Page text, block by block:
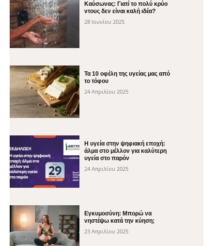
Καύσωνας: Γιατί το πολύ κρύο
ντους δεν είναι καλή ιδέα?
28 Ιουνίου 2025
Τα 10 οφέλη της υγείας μας από
το τόφου
24 Απριλίου 2025
H υγεία στην ψηφιακή εποχή:
άλμα στο μέλλον για καλύτερη
υγεία στο παρόν
24 Απριλίου 2025
Εγκυμοσύνη: Μπορώ να
νηστέψω κατά την κύηση;
23 Απριλίου 2025